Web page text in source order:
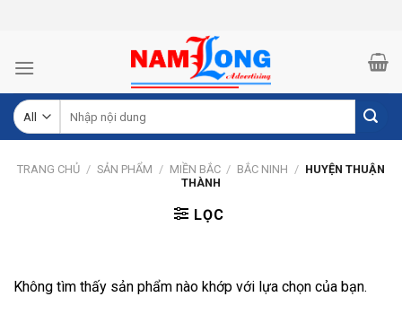
kiếm:
TRANG CHỦ / SẢN PHẨM / MIỀN BẮC / BẮC NINH / HUYỆN THUẬN
THÀNH
LỌC
Không tìm thấy sản phẩm nào khớp với lựa chọn của bạn.